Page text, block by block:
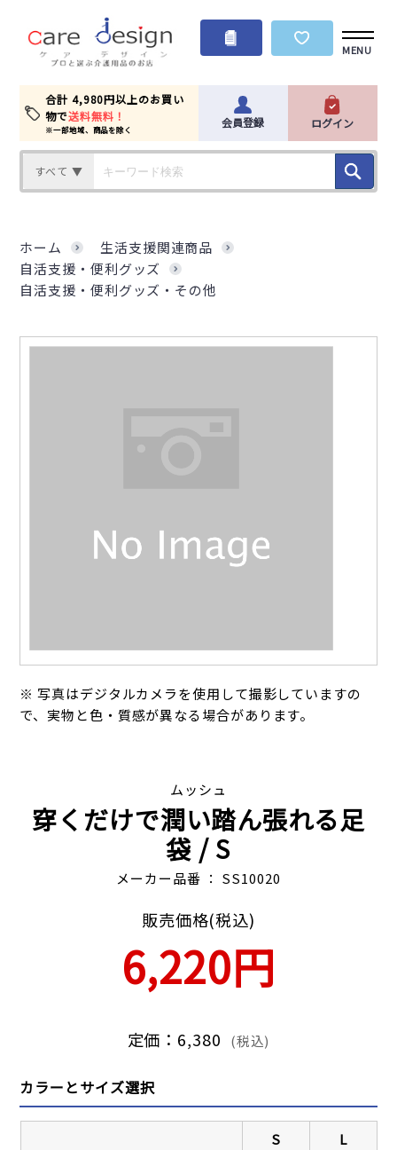
MENU
合計 4,980円以上のお買い
物で送料無料！
※一部地域、商品を除く 会員登録 ログイン
すべて ▼
ホーム
生活支援関連商品
自活支援・便利グッズ
自活支援・便利グッズ・その他
※ 写真はデジタルカメラを使用して撮影していますの
で、実物と色・質感が異なる場合があります。
ムッシュ
穿くだけで潤い踏ん張れる足
袋 / S
メーカー品番 ： SS10020
販売価格(税込)
6,220円
定価：6,380 (税込)
カラーとサイズ選択
S
L